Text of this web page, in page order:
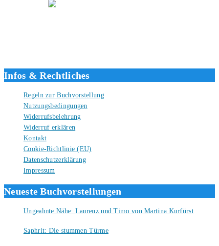
Infos & Rechtliches
Regeln zur Buchvorstellung
Nutzungsbedingungen
Widerrufsbelehrung
Widerruf erklären
Kontakt
Cookie-Richtlinie (EU)
Datenschutzerklärung
Impressum
Neueste Buchvorstellungen
Ungeahnte Nähe: Laurenz und Timo von Martina Kurfürst
Saphrit: Die stummen Türme